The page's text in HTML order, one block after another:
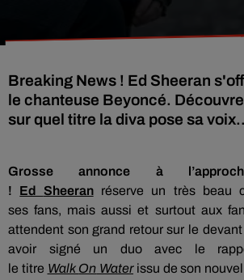
Breaking News ! Ed Sheeran
le chanteuse Beyoncé.
sur quel titre la diva pose sa
Grosse annonce à
!
Ed Sheeran
réserve un très beau
ses fans, mais aussi et surtout aux
attendent son grand retour sur le
avoir signé un duo avec le
le titre Walk On Waterissu de son